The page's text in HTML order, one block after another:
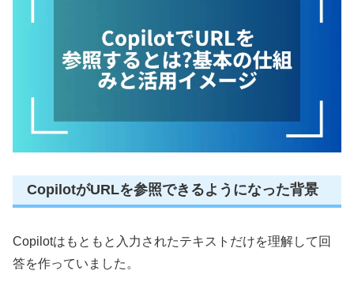
CopilotがURLを参照できるようになった背景
Copilotはもともと入力されたテキストだけを理解して回
答を作っていました。